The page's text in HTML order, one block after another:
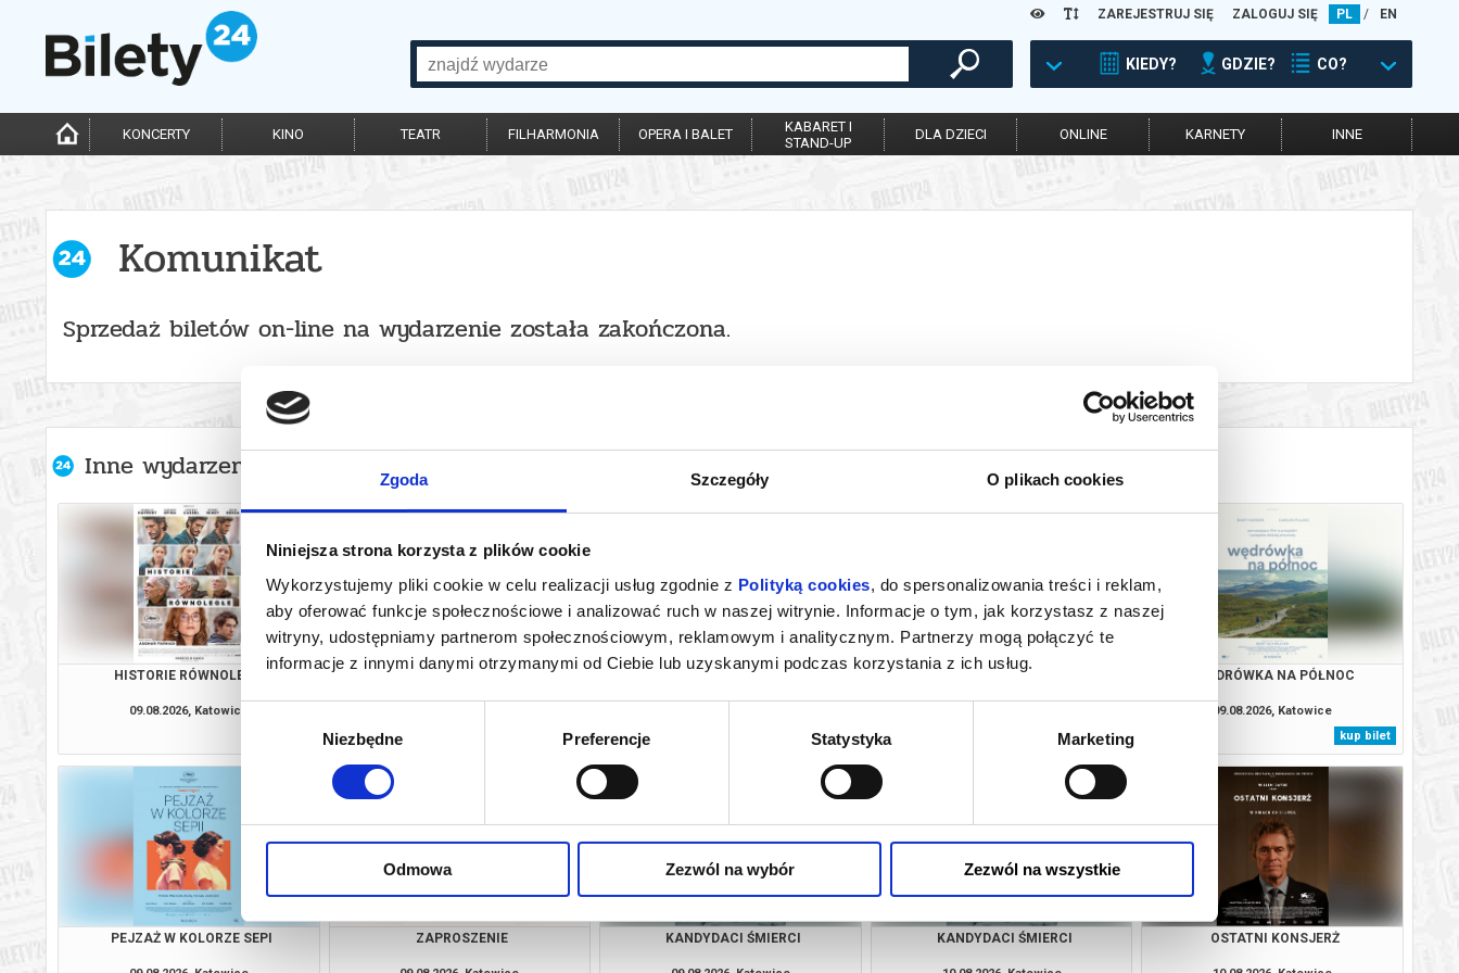
Zgoda Szczegóły O plikach cookies
Niniejsza strona korzysta z plików cookie
Wykorzystujemy pliki cookie w celu realizacji usług zgodnie z Polityką cookies, do spersonalizowania treści i reklam,
aby oferować funkcje społecznościowe i analizować ruch w naszej witrynie. Informacje o tym, jak korzystasz z naszej
witryny, udostępniamy partnerom społecznościowym, reklamowym i analitycznym. Partnerzy mogą połączyć te
informacje z innymi danymi otrzymanymi od Ciebie lub uzyskanymi podczas korzystania z ich usług.
Niezbędne Preferencje Statystyka Marketing
Odmowa Zezwól na wybór Zezwól na wszystkie
ZAREJESTRUJ SIĘ ZALOGUJ SIĘ PL / EN
KIEDY? GDZIE? CO?
KONCERTY KINO TEATR FILHARMONIA OPERA I BALET
KABARET I
STAND-UP
DLA DZIECI ONLINE KARNETY INNE
Komunikat
Sprzedaż biletów on-line na wydarzenie została zakończona.
Inne wydarzenia organizatora
HISTORIE RÓWNOLEGŁE
09.08.2026, Katowice
SEANS PRZYJAZNY SENSORYCZNIE:
kup bilet
HOMO SAPIENS?
kup bilet
GORZKIE ŚWIĘTA- PRZEDPREMIERA
kup bilet
WĘDRÓWKA NA PÓŁNOC
09.08.2026, Katowice
kup bilet
PEJZAŻ W KOLORZE SEPI ZAPROSZENIE KANDYDACI ŚMIERCI KANDYDACI ŚMIERCI OSTATNI KONSJERŻ